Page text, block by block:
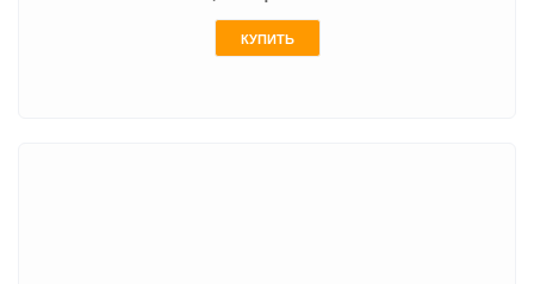
КУПИТЬ